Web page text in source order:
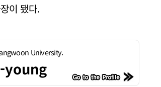
이 됐다.
University.
young